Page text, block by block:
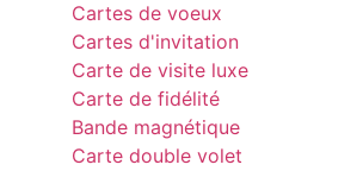
Cartes de voeux
Cartes d'invitation
Carte de visite luxe
Carte de fidélité
Bande magnétique
Carte double volet